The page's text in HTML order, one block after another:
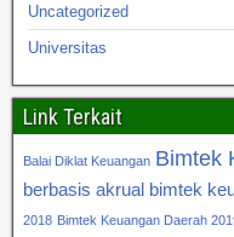
Uncategorized
Universitas
Link Terkait
Balai Diklat Keuangan Bimtek
berbasis akrual bimtek
2018 Bimtek Keuangan Daerah